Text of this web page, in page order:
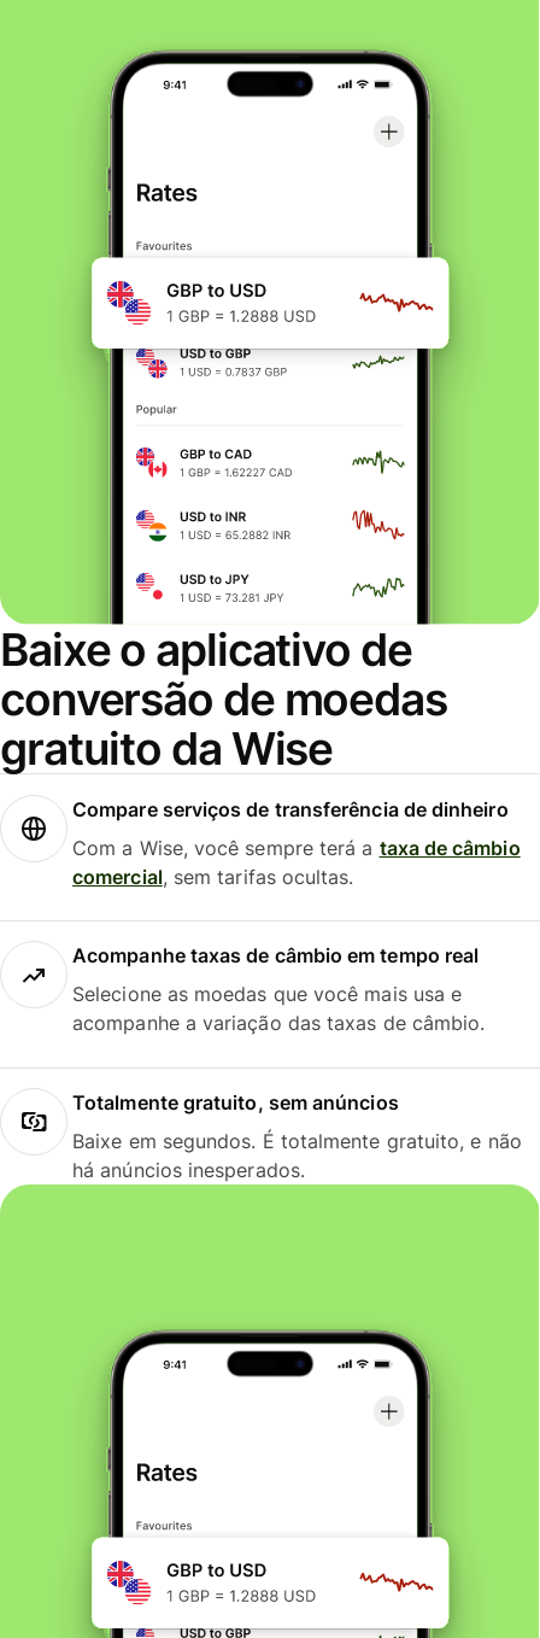
Baixe o aplicativo de
conversão de moedas
gratuito da Wise
Compare serviços de transferência de dinheiro
Com a Wise, você sempre terá a taxa de câmbio
comercial, sem tarifas ocultas.
Acompanhe taxas de câmbio em tempo real
Selecione as moedas que você mais usa e
acompanhe a variação das taxas de câmbio.
Totalmente gratuito, sem anúncios
Baixe em segundos. É totalmente gratuito, e não
há anúncios inesperados.